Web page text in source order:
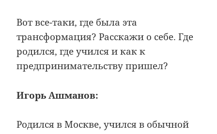
Вот все-таки, где была эта
трансформация? Расскажи о себе. Где
родился, где учился и как к
предпринимательству пришел?
Игорь Ашманов:
Родился в Москве, учился в обычной